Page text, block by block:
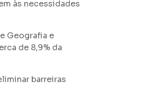
às necessidades
Geografia e
de 8,9% da
barreiras